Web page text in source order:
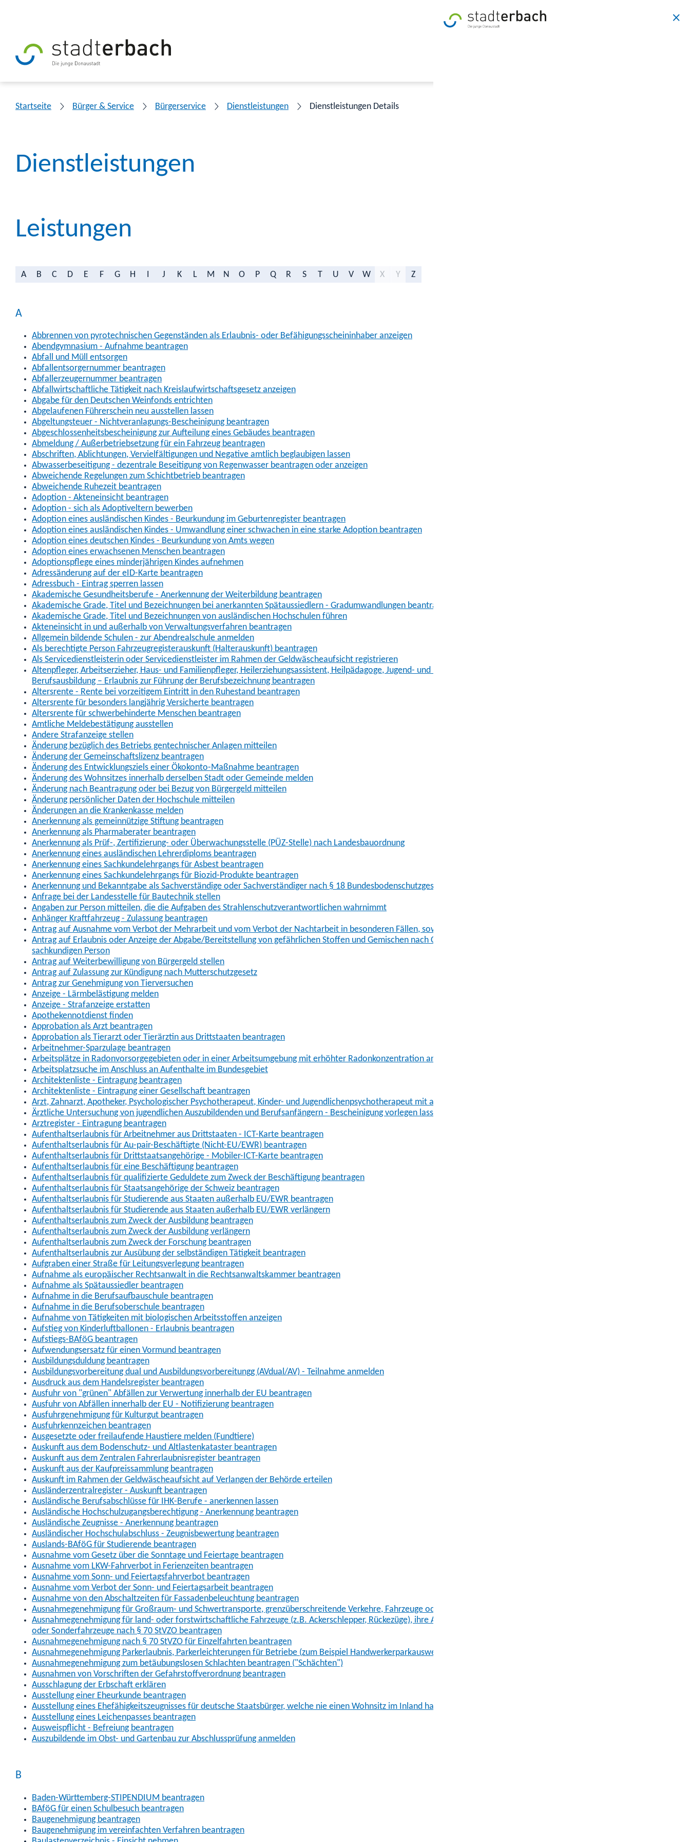
Startseite Bürger & Service Bürgerservice Dienstleistungen Dienstleistungen Details
Dienstleistungen
Leistungen
A B C D E F G H J K L M N O P Q R S T U V W X Y Z
A
Abbrennen von pyrotechnischen Gegenständen als Erlaubnis- oder Befähigungsscheininhaber anzeigen
Abendgymnasium - Aufnahme beantragen
Abfall und Müll entsorgen
Abfallentsorgernummer beantragen
Abfallerzeugernummer beantragen
Abfallwirtschaftliche Tätigkeit nach Kreislaufwirtschaftsgesetz anzeigen
Abgabe für den Deutschen Weinfonds entrichten
Abgelaufenen Führerschein neu ausstellen lassen
Abgeltungsteuer - Nichtveranlagungs-Bescheinigung beantragen
Abgeschlossenheitsbescheinigung zur Aufteilung eines Gebäudes beantragen
Abmeldung / Außerbetriebsetzung für ein Fahrzeug beantragen
Abschriften, Ablichtungen, Vervielfältigungen und Negative amtlich beglaubigen lassen
Abwasserbeseitigung - dezentrale Beseitigung von Regenwasser beantragen oder anzeigen
Abweichende Regelungen zum Schichtbetrieb beantragen
Abweichende Ruhezeit beantragen
Adoption - Akteneinsicht beantragen
Adoption - sich als Adoptiveltern bewerben
Adoption eines ausländischen Kindes - Beurkundung im Geburtenregister beantragen
Adoption eines ausländischen Kindes - Umwandlung einer schwachen in eine starke Adoption beantragen
Adoption eines deutschen Kindes - Beurkundung von Amts wegen
Adoption eines erwachsenen Menschen beantragen
Adoptionspflege eines minderjährigen Kindes aufnehmen
Adressänderung auf der eID-Karte beantragen
Adressbuch - Eintrag sperren lassen
Akademische Gesundheitsberufe - Anerkennung der Weiterbildung beantragen
Akademische Grade, Titel und Bezeichnungen bei anerkannten Spätaussiedlern - Gradumwandlungen beantragen
Akademische Grade, Titel und Bezeichnungen von ausländischen Hochschulen führen
Akteneinsicht in und außerhalb von Verwaltungsverfahren beantragen
Allgemein bildende Schulen - zur Abendrealschule anmelden
Als berechtigte Person Fahrzeugregisterauskunft (Halterauskunft) beantragen
Als Servicedienstleisterin oder Servicedienstleister im Rahmen der Geldwäscheaufsicht registrieren
Altenpfleger, Arbeitserzieher, Haus- und Familienpfleger, Heilerziehungsassistent, Heilpädagoge, Jugend- und Heimerzieher, Sozialarbeiter, Sozialpädagoge mit ausländischer
Berufsausbildung – Erlaubnis zur Führung der Berufsbezeichnung beantragen
Altersrente - Rente bei vorzeitigem Eintritt in den Ruhestand beantragen
Altersrente für besonders langjährig Versicherte beantragen
Altersrente für schwerbehinderte Menschen beantragen
Amtliche Meldebestätigung ausstellen
Andere Strafanzeige stellen
Änderung bezüglich des Betriebs gentechnischer Anlagen mitteilen
Änderung der Gemeinschaftslizenz beantragen
Änderung des Entwicklungsziels einer Ökokonto-Maßnahme beantragen
Änderung des Wohnsitzes innerhalb derselben Stadt oder Gemeinde melden
Änderung nach Beantragung oder bei Bezug von Bürgergeld mitteilen
Änderung persönlicher Daten der Hochschule mitteilen
Änderungen an die Krankenkasse melden
Anerkennung als gemeinnützige Stiftung beantragen
Anerkennung als Pharmaberater beantragen
Anerkennung als Prüf-, Zertifizierung- oder Überwachungsstelle (PÜZ-Stelle) nach Landesbauordnung
Anerkennung eines ausländischen Lehrerdiploms beantragen
Anerkennung eines Sachkundelehrgangs für Asbest beantragen
Anerkennung eines Sachkundelehrgangs für Biozid-Produkte beantragen
Anerkennung und Bekanntgabe als Sachverständige oder Sachverständiger nach § 18 Bundesbodenschutzgesetz
Anfrage bei der Landesstelle für Bautechnik stellen
Angaben zur Person mitteilen, die die Aufgaben des Strahlenschutzverantwortlichen wahrnimmt
Anhänger Kraftfahrzeug - Zulassung beantragen
Antrag auf Ausnahme vom Verbot der Mehrarbeit und vom Verbot der Nachtarbeit in besonderen Fällen, sowie der Art der Arbeit und dem Arbeitstempo
Antrag auf Erlaubnis oder Anzeige der Abgabe/Bereitstellung von gefährlichen Stoffen und Gemischen nach ChemVerbotsV sowie Änderungsanzeigen bei Wechsel der
sachkundigen Person
Antrag auf Weiterbewilligung von Bürgergeld stellen
Antrag auf Zulassung zur Kündigung nach Mutterschutzgesetz
Antrag zur Genehmigung von Tierversuchen
Anzeige - Lärmbelästigung melden
Anzeige - Strafanzeige erstatten
Apothekennotdienst finden
Approbation als Arzt beantragen
Approbation als Tierarzt oder Tierärztin aus Drittstaaten beantragen
Arbeitnehmer-Sparzulage beantragen
Arbeitsplätze in Radonvorsorgegebieten oder in einer Arbeitsumgebung mit erhöhter Radonkonzentration anmelden
Arbeitsplatzsuche im Anschluss an Aufenthalte im Bundesgebiet
Architektenliste - Eintragung beantragen
Architektenliste - Eintragung einer Gesellschaft beantragen
Arzt, Zahnarzt, Apotheker, Psychologischer Psychotherapeut, Kinder- und Jugendlichenpsychotherapeut mit ausländischer Berufsausbildung – Approbation beantragen
Ärztliche Untersuchung von jugendlichen Auszubildenden und Berufsanfängern - Bescheinigung vorlegen lassen
Arztregister - Eintragung beantragen
Aufenthaltserlaubnis für Arbeitnehmer aus Drittstaaten - ICT-Karte beantragen
Aufenthaltserlaubnis für Au-pair-Beschäftigte (Nicht-EU/EWR) beantragen
Aufenthaltserlaubnis für Drittstaatsangehörige - Mobiler-ICT-Karte beantragen
Aufenthaltserlaubnis für eine Beschäftigung beantragen
Aufenthaltserlaubnis für qualifizierte Geduldete zum Zweck der Beschäftigung beantragen
Aufenthaltserlaubnis für Staatsangehörige der Schweiz beantragen
Aufenthaltserlaubnis für Studierende aus Staaten außerhalb EU/EWR beantragen
Aufenthaltserlaubnis für Studierende aus Staaten außerhalb EU/EWR verlängern
Aufenthaltserlaubnis zum Zweck der Ausbildung beantragen
Aufenthaltserlaubnis zum Zweck der Ausbildung verlängern
Aufenthaltserlaubnis zum Zweck der Forschung beantragen
Aufenthaltserlaubnis zur Ausübung der selbständigen Tätigkeit beantragen
Aufgraben einer Straße für Leitungsverlegung beantragen
Aufnahme als europäischer Rechtsanwalt in die Rechtsanwaltskammer beantragen
Aufnahme als Spätaussiedler beantragen
Aufnahme in die Berufsaufbauschule beantragen
Aufnahme in die Berufsoberschule beantragen
Aufnahme von Tätigkeiten mit biologischen Arbeitsstoffen anzeigen
Aufstieg von Kinderluftballonen - Erlaubnis beantragen
Aufstiegs-BAföG beantragen
Aufwendungsersatz für einen Vormund beantragen
Ausbildungsduldung beantragen
Ausbildungsvorbereitung dual und Ausbildungsvorbereitungg (AVdual/AV) - Teilnahme anmelden
Ausdruck aus dem Handelsregister beantragen
Ausfuhr von "grünen" Abfällen zur Verwertung innerhalb der EU beantragen
Ausfuhr von Abfällen innerhalb der EU - Notifizierung beantragen
Ausfuhrgenehmigung für Kulturgut beantragen
Ausfuhrkennzeichen beantragen
Ausgesetzte oder freilaufende Haustiere melden (Fundtiere)
Auskunft aus dem Bodenschutz- und Altlastenkataster beantragen
Auskunft aus dem Zentralen Fahrerlaubnisregister beantragen
Auskunft aus der Kaufpreissammlung beantragen
Auskunft im Rahmen der Geldwäscheaufsicht auf Verlangen der Behörde erteilen
Ausländerzentralregister - Auskunft beantragen
Ausländische Berufsabschlüsse für IHK-Berufe - anerkennen lassen
Ausländische Hochschulzugangsberechtigung - Anerkennung beantragen
Ausländische Zeugnisse - Anerkennung beantragen
Ausländischer Hochschulabschluss - Zeugnisbewertung beantragen
Auslands-BAföG für Studierende beantragen
Ausnahme vom Gesetz über die Sonntage und Feiertage beantragen
Ausnahme vom LKW-Fahrverbot in Ferienzeiten beantragen
Ausnahme vom Sonn- und Feiertagsfahrverbot beantragen
Ausnahme vom Verbot der Sonn- und Feiertagsarbeit beantragen
Ausnahme von den Abschaltzeiten für Fassadenbeleuchtung beantragen
Ausnahmegenehmigung für Großraum- und Schwertransporte, grenzüberschreitende Verkehre, Fahrzeuge oder Fahrzeugkombinationen nach § 70 StVZO beantragen
Ausnahmegenehmigung für land- oder forstwirtschaftliche Fahrzeuge (z.B. Ackerschlepper, Rückezüge), ihre Anhänger, Arbeitsmaschinen (z.B. Gabelstapler, Mähdrescher)
oder Sonderfahrzeuge nach § 70 StVZO beantragen
Ausnahmegenehmigung nach § 70 StVZO für Einzelfahrten beantragen
Ausnahmegenehmigung Parkerlaubnis, Parkerleichterungen für Betriebe (zum Beispiel Handwerkerparkausweis)
Ausnahmegenehmigung zum betäubungslosen Schlachten beantragen ("Schächten")
Ausnahmen von Vorschriften der Gefahrstoffverordnung beantragen
Ausschlagung der Erbschaft erklären
Ausstellung einer Eheurkunde beantragen
Ausstellung eines Ehefähigkeitszeugnisses für deutsche Staatsbürger, welche nie einen Wohnsitz im Inland hatten
Ausstellung eines Leichenpasses beantragen
Ausweispflicht - Befreiung beantragen
Auszubildende im Obst- und Gartenbau zur Abschlussprüfung anmelden
B
Baden-Württemberg-STIPENDIUM beantragen
BAföG für einen Schulbesuch beantragen
Baugenehmigung beantragen
Baugenehmigung im vereinfachten Verfahren beantragen